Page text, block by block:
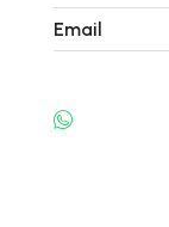
Email